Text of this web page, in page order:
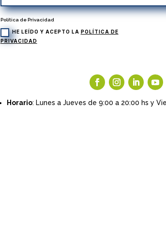
Política de Privacidad
HE LEÍDO Y ACEPTO LA POLÍTICA DE
PRIVACIDAD
Horario: Lunes a Jueves de 9:00 a 20:00 hs y